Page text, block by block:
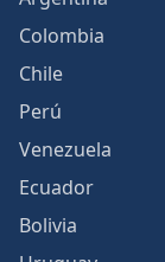
Colombia
Chile
Perú
Venezuela
Ecuador
Bolivia